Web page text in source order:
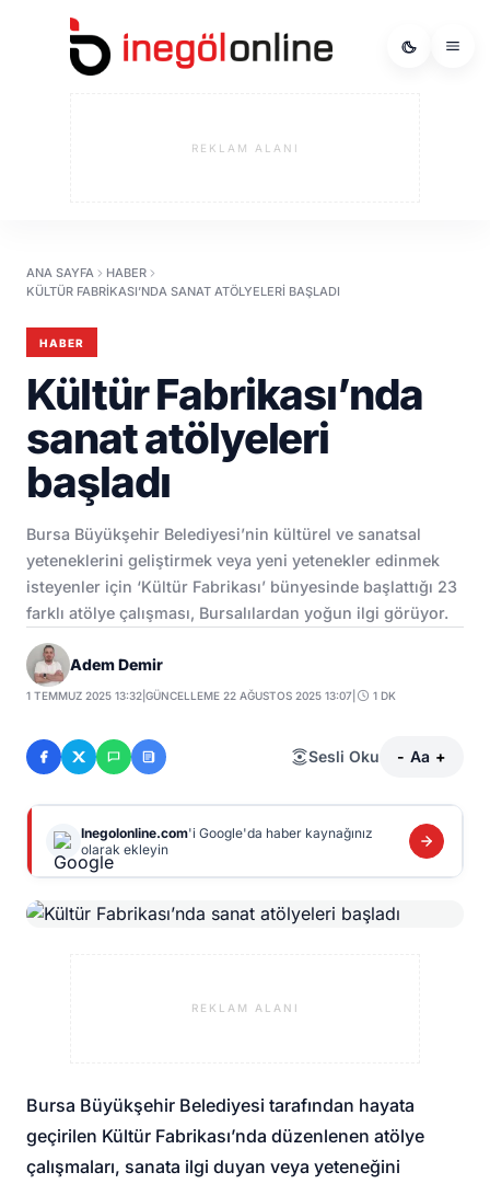
REKLAM ALANI
ANA SAYFA
HABER
KÜLTÜR FABRIKASI’NDA SANAT ATÖLYELERI BAŞLADI
HABER
Kültür Fabrikası’nda
sanat atölyeleri
başladı
Bursa Büyükşehir Belediyesi’nin kültürel ve sanatsal
yeteneklerini geliştirmek veya yeni yetenekler edinmek
isteyenler için ‘Kültür Fabrikası’ bünyesinde başlattığı 23
farklı atölye çalışması, Bursalılardan yoğun ilgi görüyor.
Adem Demir
1 TEMMUZ 2025 13:32 |GÜNCELLEME 22 AĞUSTOS 2025 13:07 1 DK
Sesli Oku - Aa +
Inegolonline.com'i Google'da haber kaynağınız
olarak ekleyin
REKLAM ALANI
Bursa Büyükşehir Belediyesi tarafından hayata
geçirilen Kültür Fabrikası’nda düzenlenen atölye
çalışmaları, sanata ilgi duyan veya yeteneğini